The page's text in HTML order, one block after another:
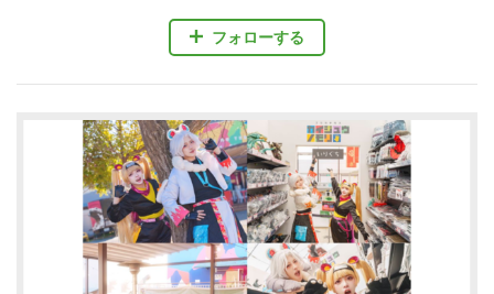
フォローする